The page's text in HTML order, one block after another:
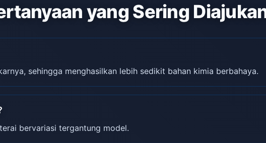
yang Sering
sehingga menghasilkan lebih sedikit bahan kimia berbahaya.
bervariasi tergantung model.